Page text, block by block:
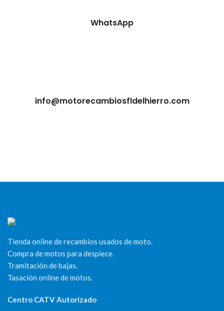
WhatsApp
info@motorecambiosfldelhierro.com
Tienda online de recambios usados de moto.
Compra de motos para despiece.
Tramitación de bajas.
Tasación online de motos.
Centro CATV Autorizado